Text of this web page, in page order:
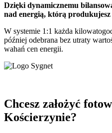
Dzięki dynamicznemu
nad energią, którą produkujesz
W systemie 1:1 każda
później odebrana bez utraty
wahań cen energii.
Chcesz założyć
Kościerzynie?